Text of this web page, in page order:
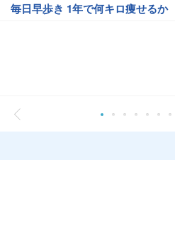
毎日早歩き 1年で何キロ痩せるか